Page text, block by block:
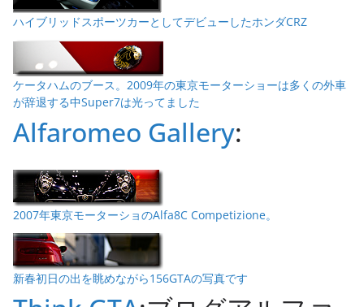
ハイブリッドスポーツカーとしてデビューしたホンダCRZ
ケータハムのブース。2009年の東京モーターショーは多くの外車
が辞退する中Super7は光ってました
Alfaromeo Gallery:
2007年東京モーターショのAlfa8C Competizione。
新春初日の出を眺めながら156GTAの写真です